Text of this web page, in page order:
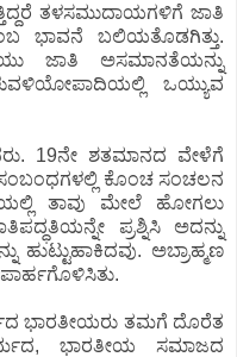
ತಳಸಮುದಾಯಗಳಿಗೆ ಜಾತಿ
ಭಾವನೆ ಬಲಿಯತೊಡಗಿತ್ತು.
ಜಾತಿ ಅಸಮಾನತೆಯನ್ನು
ಒಯ್ಯುವ
19ನೇ ಶತಮಾನದ ವೇಳೆಗೆ
ಕೊಂಚ ಸಂಚಲನ
ತಾವು ಮೇಲೆ ಹೋಗಲು
ಪ್ರಶ್ನಿಸಿ ಅದನ್ನು
ಅಬ್ರಾಹ್ಮಣ
ಭಾರತೀಯರು ತಮಗೆ ದೊರೆತ
ಭಾರತೀಯ ಸಮಾಜದ